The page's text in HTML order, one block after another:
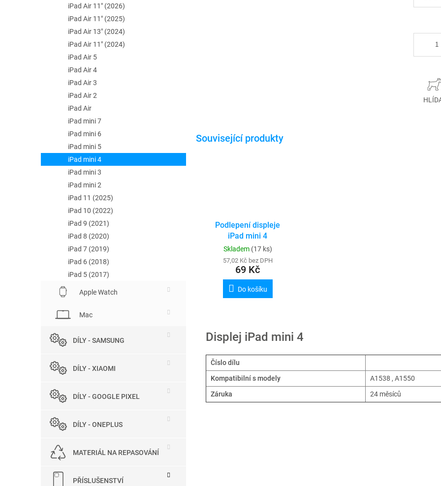
iPad Air 11" (2026)
iPad Air 11" (2025)
iPad Air 13" (2024)
iPad Air 11" (2024)
iPad Air 5
iPad Air 4
iPad Air 3
iPad Air 2
iPad Air
iPad mini 7
iPad mini 6
iPad mini 5
iPad mini 4
iPad mini 3
iPad mini 2
iPad 11 (2025)
iPad 10 (2022)
iPad 9 (2021)
iPad 8 (2020)
iPad 7 (2019)
iPad 6 (2018)
iPad 5 (2017)
Apple Watch
Mac
DÍLY - SAMSUNG
DÍLY - XIAOMI
DÍLY - GOOGLE PIXEL
DÍLY - ONEPLUS
MATERIÁL NA REPASOVÁNÍ
PŘÍSLUŠENSTVÍ
Podlepení displeje
iPad mini 4
Skladem (17 ks)
57,02 Kč bez DPH
69 Kč
Do košíku
Displej iPad mini 4
Číslo dílu
Kompatibilní s modely
A1538 , A1550
Záruka
24 měsíců